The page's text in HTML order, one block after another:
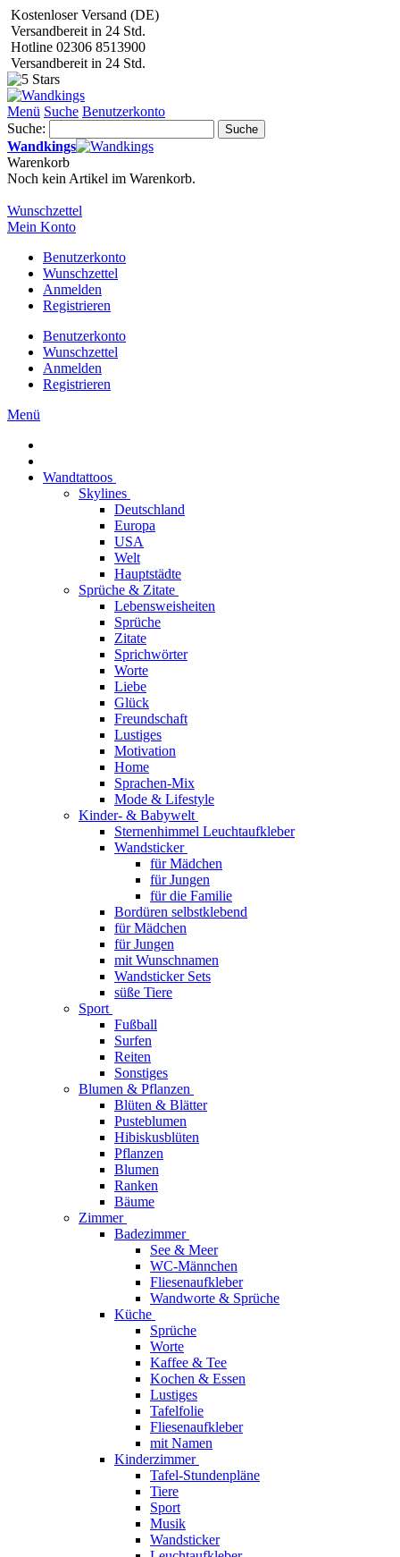
Kostenloser Versand (DE)
Versandbereit in 24 Std.
Hotline 02306 8513900
Versandbereit in 24 Std.
Menü Suche Benutzerkonto
Suche:
Suche
Wandkings
Warenkorb
Noch kein Artikel im Warenkorb.
Wunschzettel
Mein Konto
Benutzerkonto
Wunschzettel
Anmelden
Registrieren
Benutzerkonto
Wunschzettel
Anmelden
Registrieren
Menü
Wandtattoos
Skylines
Deutschland
Europa
USA
Welt
Hauptstädte
Sprüche & Zitate
Lebensweisheiten
Sprüche
Zitate
Sprichwörter
Worte
Liebe
Glück
Freundschaft
Lustiges
Motivation
Home
Sprachen-Mix
Mode & Lifestyle
Kinder- & Babywelt
Sternenhimmel Leuchtaufkleber
Wandsticker
für Mädchen
für Jungen
für die Familie
Bordüren selbstklebend
für Mädchen
für Jungen
mit Wunschnamen
Wandsticker Sets
süße Tiere
Sport
Fußball
Surfen
Reiten
Sonstiges
Blumen & Pflanzen
Blüten & Blätter
Pusteblumen
Hibiskusblüten
Pflanzen
Blumen
Ranken
Bäume
Zimmer
Badezimmer
See & Meer
WC-Männchen
Fliesenaufkleber
Wandworte & Sprüche
Küche
Sprüche
Worte
Kaffee & Tee
Kochen & Essen
Lustiges
Tafelfolie
Fliesenaufkleber
mit Namen
Kinderzimmer
Tafel-Stundenpläne
Tiere
Sport
Musik
Wandsticker